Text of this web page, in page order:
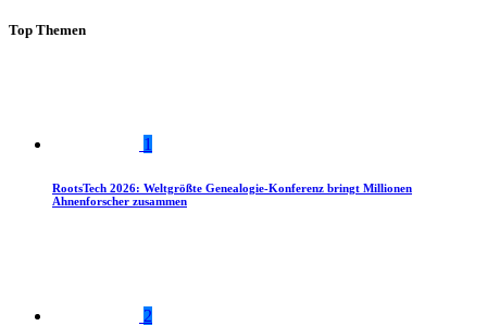
Top Themen
1
RootsTech 2026: Weltgrößte Genealogie-Konferenz bringt Millionen
Ahnenforscher zusammen
2